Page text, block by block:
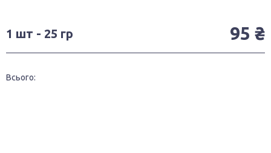
1 шт - 25 гр 95 ₴
Всього: